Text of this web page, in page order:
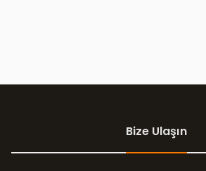
Bize Ulaşın